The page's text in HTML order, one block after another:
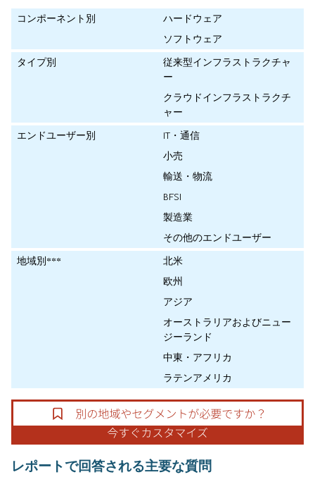
コンポーネント別
ハードウェア
ソフトウェア
タイプ別
従来型インフラストラクチャ
ー
クラウドインフラストラクチ
ャー
エンドユーザー別
IT・通信
小売
輸送・物流
BFSI
製造業
その他のエンドユーザー
地域別***
北米
欧州
アジア
オーストラリアおよびニュー
ジーランド
中東・アフリカ
ラテンアメリカ
レポートで回答される主要な質問